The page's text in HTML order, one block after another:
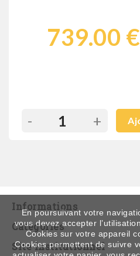
739.00 €
- +
Informations
Catégories
Site institutionnel
En poursuivant votre
vous devez accepter
Cookies sur votre appareil
Cookies permettent de suivre